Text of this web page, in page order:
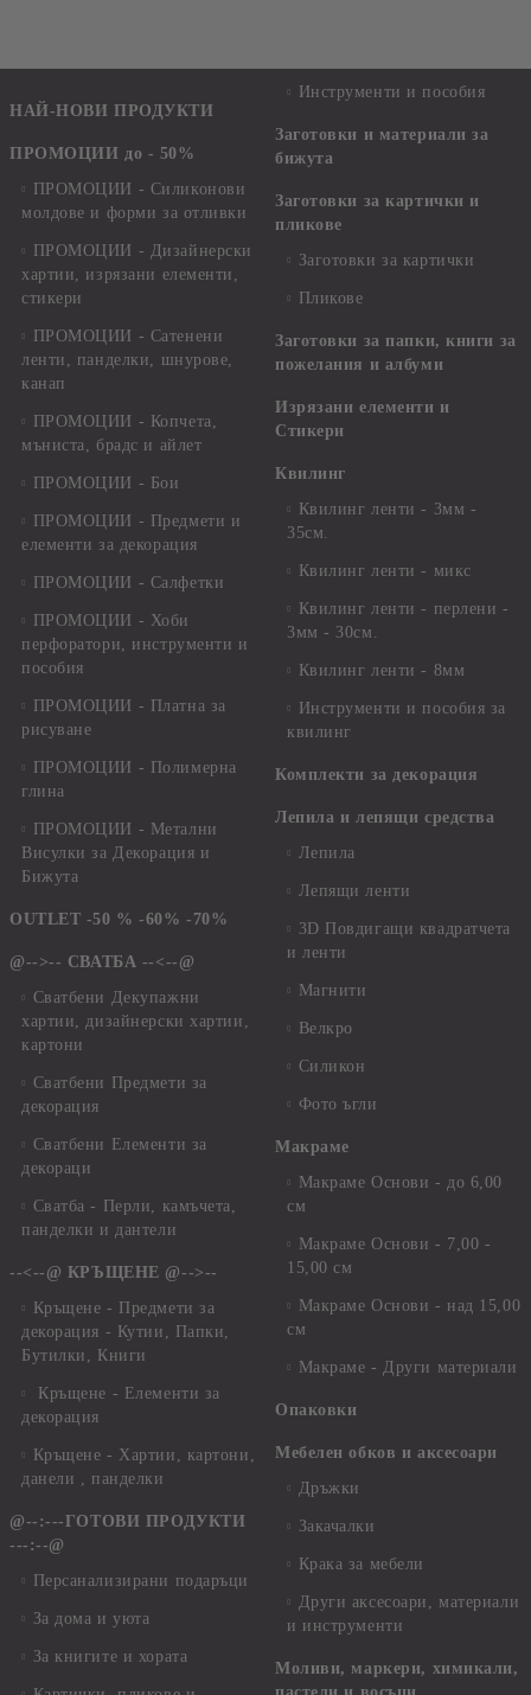
НАЙ-НОВИ ПРОДУКТИ
ПРОМОЦИИ до - 50%
ПРОМОЦИИ - Силиконови
молдове и форми за отливки
ПРОМОЦИИ - Дизайнерски
хартии, изрязани елементи,
стикери
ПРОМОЦИИ - Сатенени
ленти, панделки, шнурове,
канап
ПРОМОЦИИ - Копчета,
мъниста, брадс и айлет
ПРОМОЦИИ - Бои
ПРОМОЦИИ - Предмети и
елементи за декорация
ПРОМОЦИИ - Салфетки
ПРОМОЦИИ - Хоби
перфоратори, инструменти и
пособия
ПРОМОЦИИ - Платна за
рисуване
ПРОМОЦИИ - Полимерна
глина
ПРОМОЦИИ - Метални
Висулки за Декорация и
Бижута
OUTLET -50 % -60% -70%
@-->-- СВАТБА --<--@
Сватбени Декупажни
хартии, дизайнерски хартии,
картони
Сватбени Предмети за
декорация
Сватбени Елементи за
декораци
Сватба - Перли, камъчета,
панделки и дантели
--<--@ КРЪЩЕНЕ @-->--
Кръщене - Предмети за
декорация - Кутии, Папки,
Бутилки, Книги
Кръщене - Елементи за
декорация
Кръщене - Хартии, картони,
данели , панделки
@--:---ГОТОВИ ПРОДУКТИ
---:--@
Персанализирани подаръци
За дома и уюта
За книгите и хората
Инструменти и пособия
Заготовки и материали за
бижута
Заготовки за картички и
пликове
Заготовки за картички
Пликове
Заготовки за папки, книги за
пожелания и албуми
Изрязани елементи и
Стикери
Квилинг
Квилинг ленти - 3мм -
35см.
Квилинг ленти - микс
Квилинг ленти - перлени -
3мм - 30см.
Квилинг ленти - 8мм
Инструменти и пособия за
квилинг
Комплекти за декорация
Лепила и лепящи средства
Лепила
Лепящи ленти
3D Повдигащи квадратчета
и ленти
Магнити
Велкро
Силикон
Фото ъгли
Макраме
Макраме Основи - до 6,00
см
Макраме Основи - 7,00 -
15,00 см
Макраме Основи - над 15,00
см
Макраме - Други материали
Опаковки
Мебелен обков и аксесоари
Дръжки
Закачалки
Крака за мебели
Други аксесоари, материали
и инструменти
Моливи, маркери, химикали,